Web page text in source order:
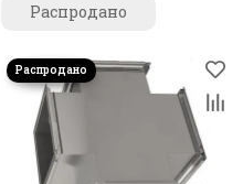
Распродано